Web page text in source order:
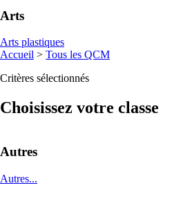
Arts
Arts plastiques
Accueil > Tous les QCM
Critères sélectionnés
Choisissez votre classe
Autres
Autres...